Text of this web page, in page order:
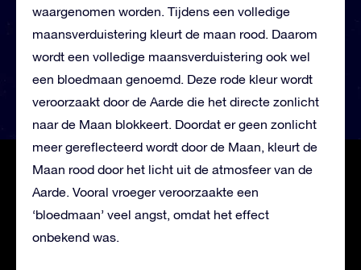
waargenomen worden. Tijdens een volledige
maansverduistering kleurt de maan rood. Daarom
wordt een volledige maansverduistering ook wel
een bloedmaan genoemd. Deze rode kleur wordt
veroorzaakt door de Aarde die het directe zonlicht
naar de Maan blokkeert. Doordat er geen zonlicht
meer gereflecteerd wordt door de Maan, kleurt de
Maan rood door het licht uit de atmosfeer van de
Aarde. Vooral vroeger veroorzaakte een
‘bloedmaan’ veel angst, omdat het effect
onbekend was.